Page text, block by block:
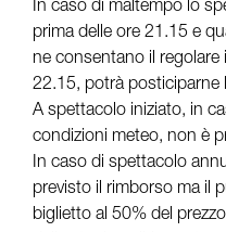
In caso di maltempo lo
prima delle ore 21.15 e
ne consentano il regolare
22.15, potrà posticiparne
A spettacolo iniziato, in
condizioni meteo, non è
In caso di spettacolo
previsto il rimborso ma il
biglietto al 50% del